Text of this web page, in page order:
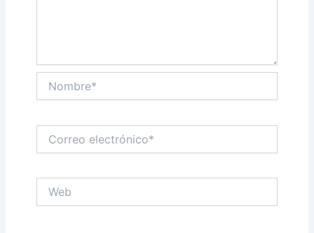
electrónico*